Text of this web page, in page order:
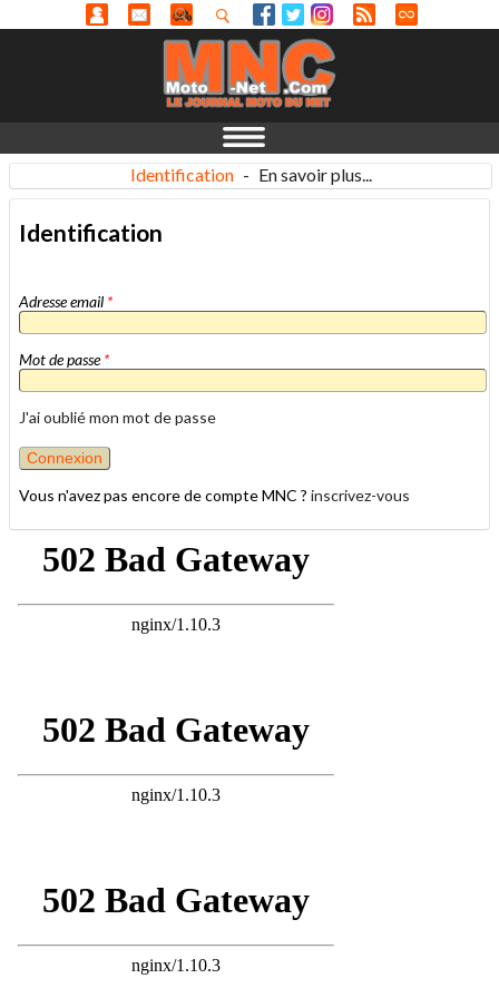
Identification - En savoir plus...
Identification
Adresse email *
Mot de passe*
J'ai oublié mon mot de passe
Vous n'avez pas encore de compte MNC ? inscrivez-vous